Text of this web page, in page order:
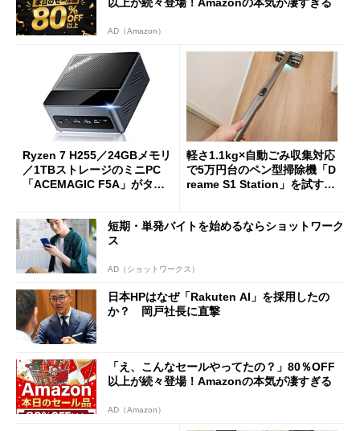
AD（Amazon）
Ryzen 7 H255／24GBメモリ
／1TBストレージのミニPC
「ACEMAGIC F5A」がタイ
軽さ1.1kg×自動ごみ収集対応
で5万円台のペン型掃除機「D
reame S1 Station」を試す
短期・単発バイトを始めるならショットワーク
ス
AD（ショットワークス）
日本HPはなぜ「Rakuten AI」を採用したの
か？ 岡戸社長に直撃
「え、こんなセールやってたの？」80％OFF
以上が続々登場！Amazonの本気が凄すぎる
AD（Amazon）